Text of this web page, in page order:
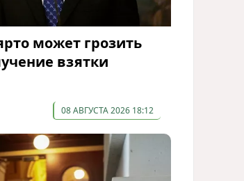
может грозить
взятки
08 АВГУСТА 2026 18:12